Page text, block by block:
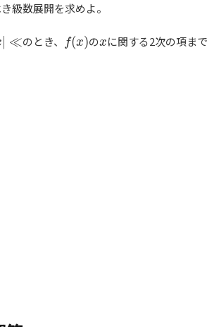
級数展開を求めよ。
≪
| ≪ のとき、 f(x)
f(x) のx
x に関する2次の項ま